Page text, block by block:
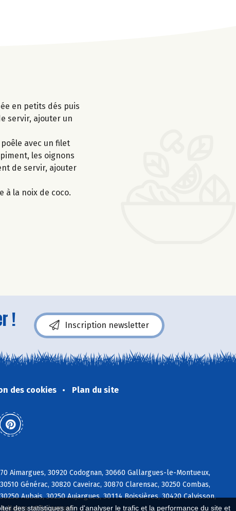
des statistiques afin d'analyser le trafic et la performance du site et
en petits dés puis
servir, ajouter un
avec un filet
les oignons
de servir, ajouter
à la noix de coco.
! Inscription newsletter
des cookies Plan du site
Aimargues, 30920 Codognan, 30660 Gallargues-le-Montueux,
Générac, 30820 Caveirac, 30870 Clarensac, 30250 Combas,
Aubais, 30250 Aujargues, 30114 Boissières, 30420 Calvisson,
Nages-et-Solorgues